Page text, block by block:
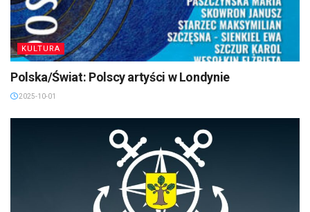
KULTURA
Polska/Świat: Polscy artyści w Londynie
2025-10-01